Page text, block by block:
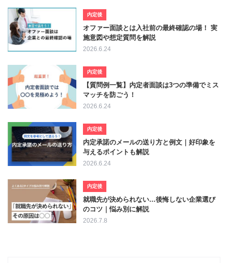
内定後
オファー面談とは入社前の最終確認の場！ 実
施意図や想定質問を解説
2026.6.24
内定後
【質問例一覧】内定者面談は3つの準備でミス
マッチを防ごう！
2026.6.24
内定後
内定承諾のメールの送り方と例文｜好印象を
与えるポイントも解説
2026.6.24
内定後
就職先が決められない…後悔しない企業選び
のコツ｜悩み別に解説
2026.7.8